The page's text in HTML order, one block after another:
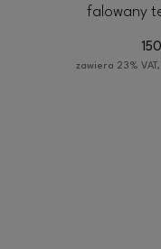
falowany
zawiera 23%